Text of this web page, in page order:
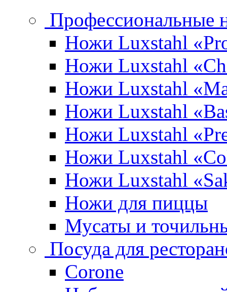
Профессиональные
Ножи Luxstahl
Ножи Luxstahl
Ножи Luxstahl
Ножи Luxstahl
Ножи Luxstahl
Ножи Luxstahl
Ножи Luxstahl
Ножи для пиццы
Мусаты и
Посуда для
Corone